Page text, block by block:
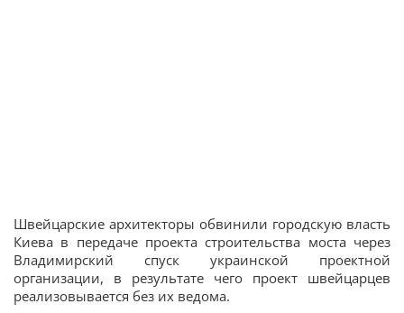
Швейцарские архитекторы обвинили городскую власть
Киева в передаче проекта строительства моста через
Владимирский спуск украинской проектной
организации, в результате чего проект швейцарцев
реализовывается без их ведома.